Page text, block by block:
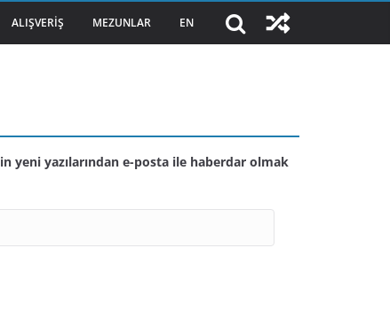
ALIŞVERIŞ MEZUNLAR EN
yeni yazılarından e-posta ile haberdar olmak